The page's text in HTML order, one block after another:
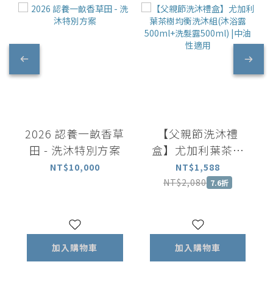
2026 認養一畝香草
田 - 洗沐特別方案
NT$10,000
加入購物車
【父親節洗沐禮
盒】尤加利葉茶樹
均衡洗沐組(沐浴露
500ml+洗髮露
用
NT$1,588
NT$2,080 7.6折
加入購物車